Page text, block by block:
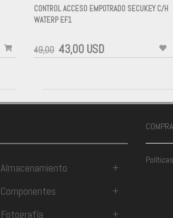
CONTROL ACCESO EMPOTRADO SECUKEY C/H
WATERP EF1
49,00 43,00 USD
Almacenamiento
+
Componentes
+
Fotografía
+